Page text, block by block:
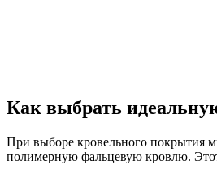
Как выбрать
При выборе кровельного покрытия
полимерную фальцевую кровлю.